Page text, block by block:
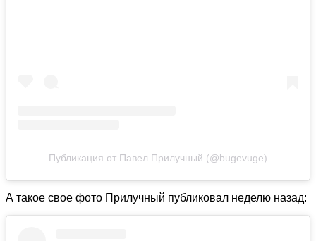
Публикация от Павел Прилучный (@bugevuge)
А такое свое фото Прилучный публиковал неделю назад: